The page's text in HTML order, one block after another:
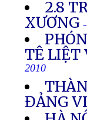
2.8
XƯƠNG
TÊ LIỆT
2010
ĐẢNG